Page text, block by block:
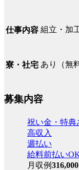
仕事内容 組立・加
寮・社宅 あり（無
募集内容
祝い金・特典
高収入
週払い
給料前払い
月収例316,000